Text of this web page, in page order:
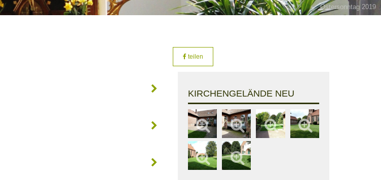
Ostersonntag 2019
teilen
KIRCHENGELÄNDE NEU